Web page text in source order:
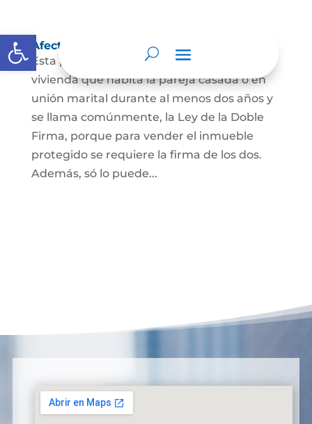
Abrir barra de herramientas
Afectación a Vivienda familiar
Esta protección la ordena la ley sobre la
vivienda que habita la pareja casada o en
unión marital durante al menos dos años y
se llama comúnmente, la Ley de la Doble
Firma, porque para vender el inmueble
protegido se requiere la firma de los dos.
Además, só lo puede...